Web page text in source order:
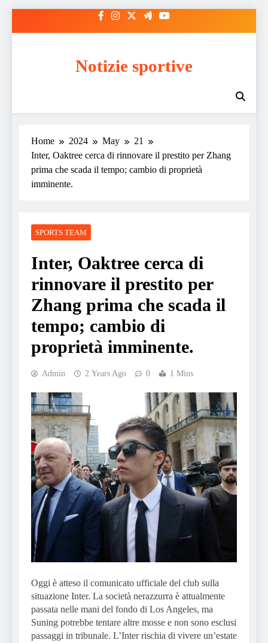
Notizie sportive
Home 2024 May
21
Inter, Oaktree cerca di rinnovare il prestito per Zhang
prima che scada il tempo; cambio di proprietà
imminente.
SPORTS TEAM
Inter, Oaktree cerca di
rinnovare il prestito per
Zhang prima che scada il
tempo; cambio di
proprietà imminente.
Admin 2 Years Ago 0 1 Mins
Oggi è atteso il comunicato ufficiale del club sulla
situazione Inter. La società nerazzurra è attualmente
passata nelle mani del fondo di Los Angeles, ma
Suning potrebbe tentare altre mosse e non sono esclusi
passaggi in tribunale. L’Inter rischia di vivere un’estate